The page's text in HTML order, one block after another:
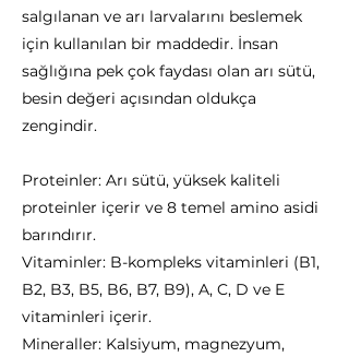
salgılanan ve arı larvalarını beslemek
için kullanılan bir maddedir. İnsan
sağlığına pek çok faydası olan arı sütü,
besin değeri açısından oldukça
zengindir.
Proteinler: Arı sütü, yüksek kaliteli
proteinler içerir ve 8 temel amino asidi
barındırır.
Vitaminler: B-kompleks vitaminleri (B1,
B2, B3, B5, B6, B7, B9), A, C, D ve E
vitaminleri içerir.
Mineraller: Kalsiyum, magnezyum,